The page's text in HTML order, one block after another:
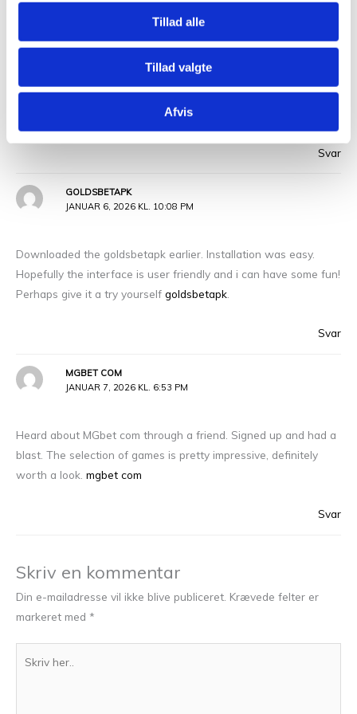
Tillad alle
Tillad valgte
Afvis
JANUAR 4, 2026 KL. 10:53 PM
Betanocasino is where its at! Great bonuses and promotions
going on all the time like atbetanocasino. The platform’s easy
to use too. No complaints from me. Just winnings!
Svar
GOLDSBETAPK
JANUAR 6, 2026 KL. 10:08 PM
Downloaded the goldsbetapk earlier. Installation was easy.
Hopefully the interface is user friendly and i can have some fun!
Perhaps give it a try yourself goldsbetapk
Svar
MGBET COM
JANUAR 7, 2026 KL. 6:53 PM
Heard about MGbet com through a friend. Signed up and had a
blast. The selection of games is pretty impressive, definitely
worth a look. mgbet com
Svar
Skriv en kommentar
Din e-mailadresse vil ikke blive publiceret. Krævede felter er
markeret med *